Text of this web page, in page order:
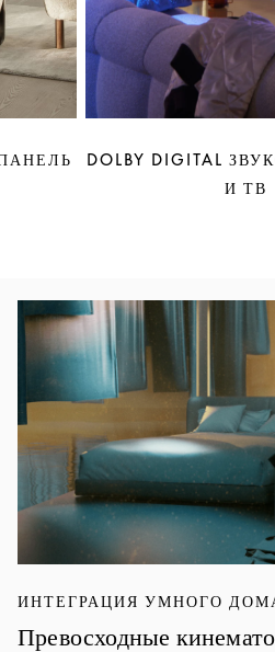
DOLBY DIGITAL
И ТВ
Изображение события
ИНТЕГРАЦИЯ УМНОГО
Превосходные